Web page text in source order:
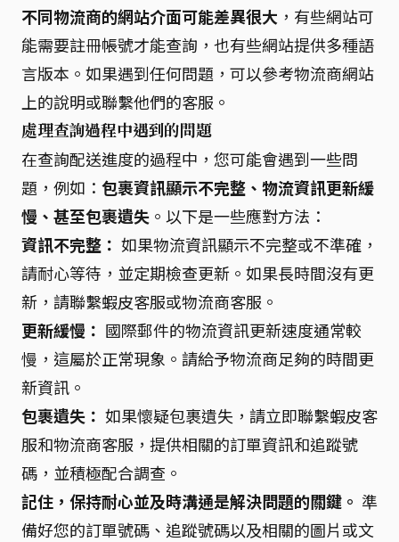
不同物流商的網站介面可能差異很大 ，有些網站可
能需要註冊帳號才能查詢，也有些網站提供多種語
言版本。如果遇到任何問題，可以參考物流商網站
上的說明或聯繫他們的客服。
處理查詢過程中遇到的問題
在查詢配送進度的過程中，您可能會遇到一些問
題，例如： 包裹資訊顯示不完整、物流資訊更新緩
慢、甚至包裹遺失 。以下是一些應對方法：
資訊不完整： 如果物流資訊顯示不完整或不準確，
請耐心等待，並定期檢查更新。如果長時間沒有更
新，請聯繫蝦皮客服或物流商客服。
更新緩慢： 國際郵件的物流資訊更新速度通常較
慢，這屬於正常現象。請給予物流商足夠的時間更
新資訊。
包裹遺失： 如果懷疑包裹遺失，請立即聯繫蝦皮客
服和物流商客服，提供相關的訂單資訊和追蹤號
碼，並積極配合調查。
記住，保持耐心並及時溝通是解決問題的關鍵。 準
備好您的訂單號碼、追蹤號碼以及相關的圖片或文